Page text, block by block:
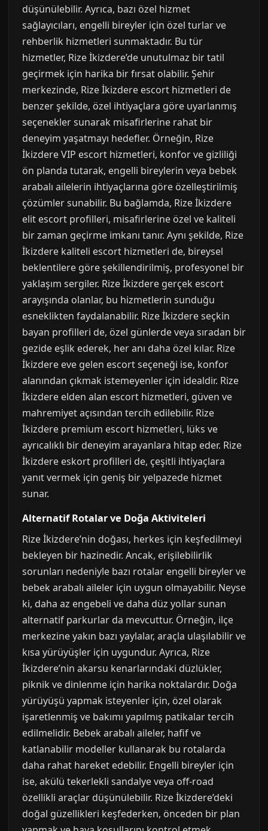
düşünülebilir. Ayrıca, bazı özel hizmet
sağlayıcıları, engelli bireyler için özel turlar ve
rehberlik hizmetleri sunmaktadır. Bu tür
hizmetler, Rize İkizdere’de unutulmaz bir tatil
geçirmek için harika bir fırsat olabilir. Şehir
merkezinde, Rize İkizdere escort hizmetleri de
benzer şekilde, özel ihtiyaçlara göre uyarlanmış
seçenekler sunarak misafirlerine rahat bir
deneyim yaşatmayı hedefler. Örneğin, Rize
İkizdere VIP escort hizmetleri, konfor ve gizliliği
ön planda tutarak, engelli bireylerin veya bebek
arabalı ailelerin ihtiyaçlarına göre özelleştirilmiş
çözümler sunabilir. Bu bağlamda, Rize İkizdere
elit escort profilleri, misafirlerine özel ve kaliteli
bir zaman geçirme imkanı tanır. Aynı şekilde, Rize
İkizdere kaliteli escort hizmetleri de, bireysel
beklentilere göre şekillendirilmiş, profesyonel bir
yaklaşım sergiler. Rize İkizdere gerçek escort
arayışında olanlar, bu hizmetlerin sunduğu
esneklikten faydalanabilir. Rize İkizdere seçkin
bayan profilleri de, özel günlerde veya sıradan bir
gezide eşlik ederek, her anı daha özel kılar. Rize
İkizdere eve gelen escort seçeneği ise, konfor
alanından çıkmak istemeyenler için idealdir. Rize
İkizdere elden alan escort hizmetleri, güven ve
mahremiyet açısından tercih edilebilir. Rize
İkizdere premium escort hizmetleri, lüks ve
ayrıcalıklı bir deneyim arayanlara hitap eder. Rize
İkizdere eskort profilleri de, çeşitli ihtiyaçlara
yanıt vermek için geniş bir yelpazede hizmet
sunar.
Alternatif Rotalar ve Doğa Aktiviteleri
Rize İkizdere’nin doğası, herkes için keşfedilmeyi
bekleyen bir hazinedir. Ancak, erişilebilirlik
sorunları nedeniyle bazı rotalar engelli bireyler ve
bebek arabalı aileler için uygun olmayabilir. Neyse
ki, daha az engebeli ve daha düz yollar sunan
alternatif parkurlar da mevcuttur. Örneğin, ilçe
merkezine yakın bazı yaylalar, araçla ulaşılabilir ve
kısa yürüyüşler için uygundur. Ayrıca, Rize
İkizdere’nin akarsu kenarlarındaki düzlükler,
piknik ve dinlenme için harika noktalardır. Doğa
yürüyüşü yapmak isteyenler için, özel olarak
işaretlenmiş ve bakımı yapılmış patikalar tercih
edilmelidir. Bebek arabalı aileler, hafif ve
katlanabilir modeller kullanarak bu rotalarda
daha rahat hareket edebilir. Engelli bireyler için
ise, akülü tekerlekli sandalye veya off-road
özellikli araçlar düşünülebilir. Rize İkizdere’deki
doğal güzellikleri keşfederken, önceden bir plan